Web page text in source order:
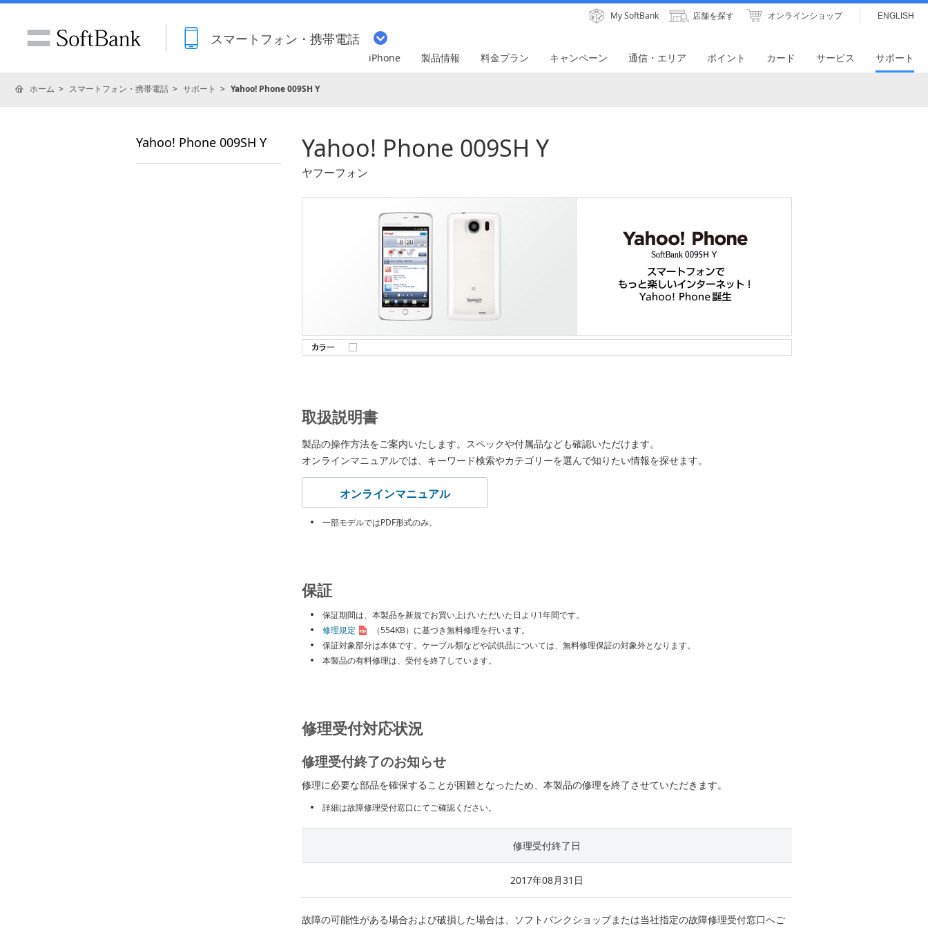
スマートフォン・携帯電話
My SoftBank 店舗を探す オンラインショップ ENGLISH
iPhone 製品情報 料金プラン キャンペーン 通信・エリア ポイント カード サービス サポート
ホーム スマートフォン・携帯電話 サポート Yahoo! Phone 009SH Y
Yahoo! Phone 009SH Y
ヤフーフォン
取扱説明書
製品の操作方法をご案内いたします。スペックや付属品なども確認いただけます。
オンラインマニュアルでは、キーワード検索やカテゴリーを選んで知りたい情報を探せます。
オンラインマニュアル
一部モデルではPDF形式のみ。
保証
保証期間は、本製品を新規でお買い上げいただいた日より1年間です。
修理規定
（554KB） に基づき無料修理を行います。
保証対象部分は本体です。ケーブル類などや試供品については、無料修理保証の対象外となります。
本製品の有料修理は、受付を終了しています。
修理受付対応状況
修理受付終了のお知らせ
修理に必要な部品を確保することが困難となったため、本製品の修理を終了させていただきます。
詳細は故障修理受付窓口にてご確認ください。
修理受付終了日
2017年08月31日
故障の可能性がある場合および破損した場合は、ソフトバンクショップまたは当社指定の故障修理受付窓口へご
Yahoo! Phone 009SH Y